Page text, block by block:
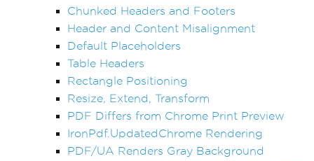
Chunked Headers and Footers
Header and Content Misalignment
Default Placeholders
Table Headers
Rectangle Positioning
Resize, Extend, Transform
PDF Differs from Chrome Print Preview
IronPdf.UpdatedChrome Rendering
PDF/UA Renders Gray Background